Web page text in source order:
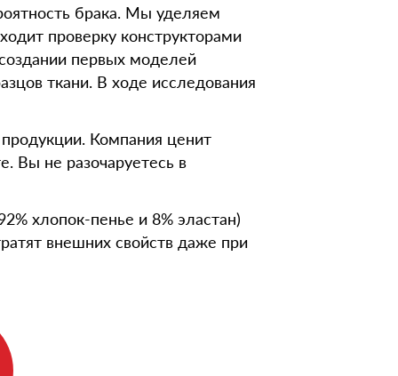
брака. Мы уделяем
проверку конструкторами
первых моделей
ткани. В ходе исследования
Компания ценит
Вы не разочаруетесь в
хлопок-пенье и 8% эластан)
внешних свойств даже при